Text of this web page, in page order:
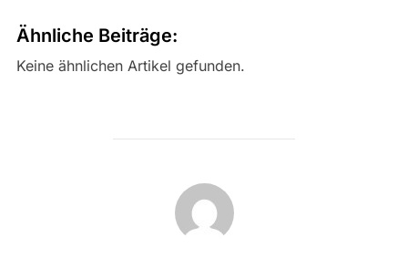
Ähnliche Beiträge:
Keine ähnlichen Artikel gefunden.
BEITRAGSAUTOR